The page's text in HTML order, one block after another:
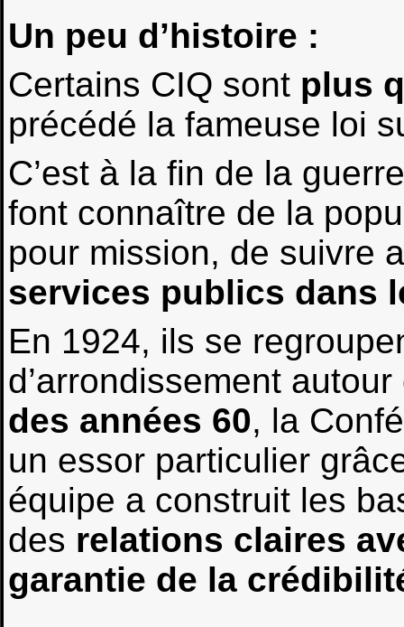
Un peu d’histoire :
Certains CIQ sont plus
précédé la fameuse loi
C’est à la fin de la
font connaître de la
pour mission, de suivre
services publics dans
En 1924, ils se
d’arrondissement autour
des années 60, la
un essor particulier
équipe a construit les
des relations claires
garantie de la